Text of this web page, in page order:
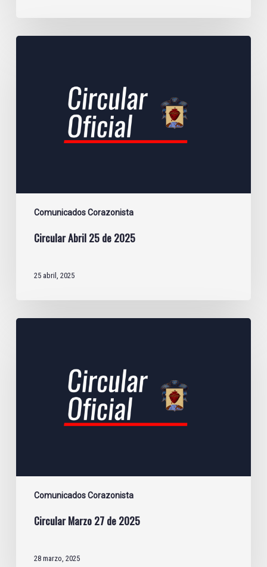
Comunicados Corazonista
Circular
Circular Abril 25 de 2025
25 abril, 2025
Comunicados Corazonista
Circular Marzo 27 de 2025
28 marzo, 2025